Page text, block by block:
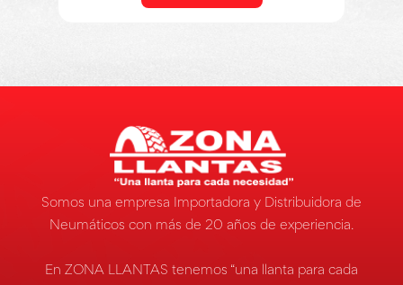
Somos una empresa Importadora y Distribuidora de
Neumáticos con más de 20 años de experiencia.
En ZONA LLANTAS tenemos “una llanta para cada